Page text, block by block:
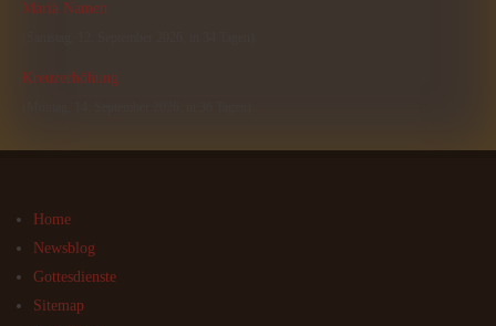
Mariä Namen
Kreuzerhöhung
Home
Newsblog
Gottesdienste
Sitemap